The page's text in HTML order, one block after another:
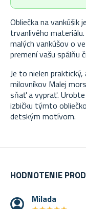
Obliečka na vankúšik
trvanlivého
malých vankúšov o
premení vašu spálňu
Je to nielen
milovníkov Malej
sňať a vyprať.
izbičku týmto
detským motívom.
HODNOTENIE
Milada